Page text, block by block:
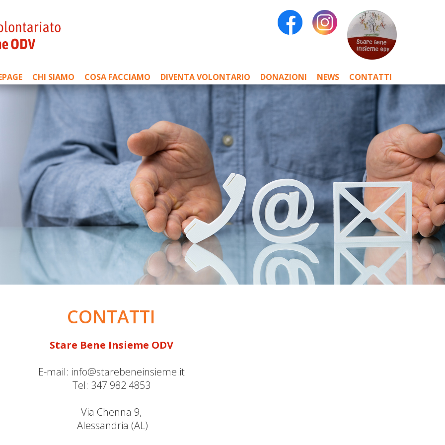
CHI SIAMO COSA FACCIAMO DIVENTA VOLONTARIO DONAZIONI NEWS CONTATTI
CONTATTI
Stare Bene Insieme ODV
E-mail: info@starebeneinsieme.it
Tel: 347 982 4853
Via Chenna 9,
Alessandria (AL)